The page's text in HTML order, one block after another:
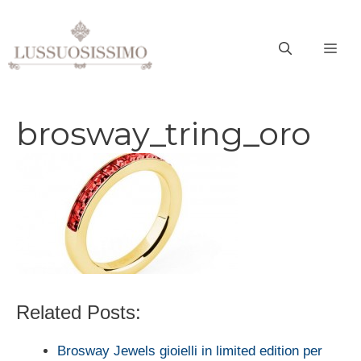
contenuto
brosway_tring_oro
Related Posts:
Brosway Jewels gioielli in limited edition per